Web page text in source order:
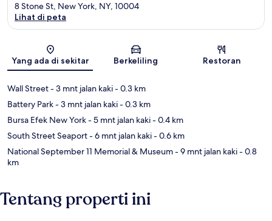
Peta
8 Stone St, New York, NY, 10004
Lihat di peta
Yang ada di sekitar Berkeliling Restoran
Wall Street- 3 mnt jalan kaki- 0.3 km
Battery Park- 3 mnt jalan kaki- 0.3 km
Bursa Efek New York- 5 mnt jalan kaki- 0.4 km
South Street Seaport- 6 mnt jalan kaki- 0.6 km
National September 11 Memorial & Museum- 9 mnt jalan kaki- 0.8
km
Tentang properti ini